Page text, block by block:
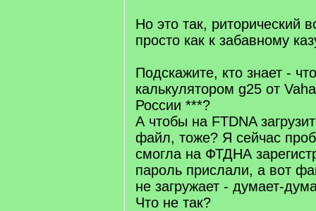
Но это так, риторический
просто как к забавному
Подскажите, кто знает -
калькулятором g25 от
России ***?
А чтобы на FTDNA
файл, тоже? Я сейчас
смогла на ФТДНА
пароль прислали, а вот
не загружает - думает-
Что не так?